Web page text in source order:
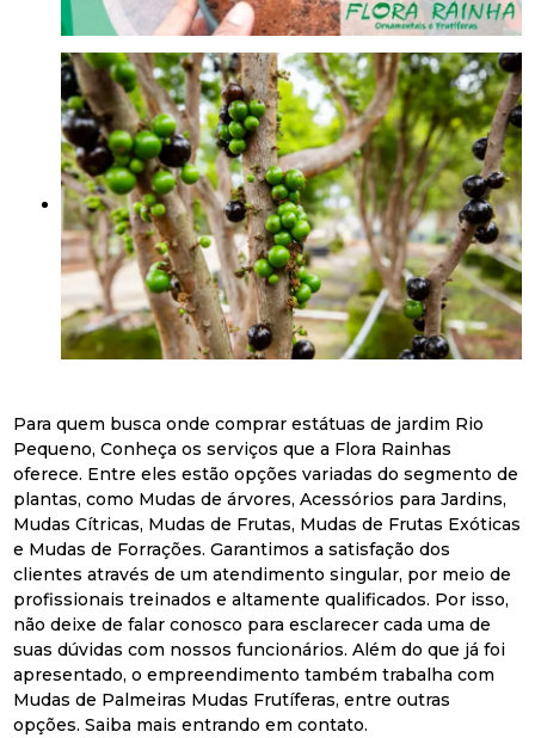
Para quem busca onde comprar estátuas de jardim Rio
Pequeno, Conheça os serviços que a Flora Rainhas
oferece. Entre eles estão opções variadas do segmento de
plantas, como Mudas de árvores, Acessórios para Jardins,
Mudas Cítricas, Mudas de Frutas, Mudas de Frutas Exóticas
e Mudas de Forrações. Garantimos a satisfação dos
clientes através de um atendimento singular, por meio de
profissionais treinados e altamente qualificados. Por isso,
não deixe de falar conosco para esclarecer cada uma de
suas dúvidas com nossos funcionários. Além do que já foi
apresentado, o empreendimento também trabalha com
Mudas de Palmeiras Mudas Frutíferas, entre outras
opções. Saiba mais entrando em contato.